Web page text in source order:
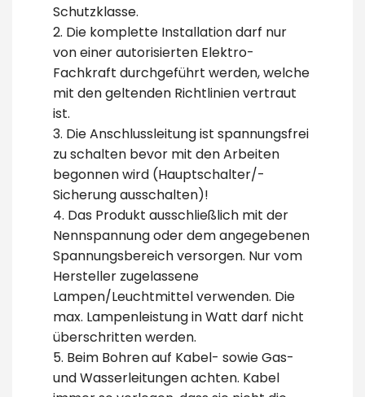
Schutzklasse.
2. Die komplette Installation darf nur
von einer autorisierten Elektro-
Fachkraft durchgeführt werden, welche
mit den geltenden Richtlinien vertraut
ist.
3. Die Anschlussleitung ist spannungsfrei
zu schalten bevor mit den Arbeiten
begonnen wird (Hauptschalter/-
Sicherung ausschalten)!
4. Das Produkt ausschließlich mit der
Nennspannung oder dem angegebenen
Spannungsbereich versorgen. Nur vom
Hersteller zugelassene
Lampen/Leuchtmittel verwenden. Die
max. Lampenleistung in Watt darf nicht
überschritten werden.
5. Beim Bohren auf Kabel- sowie Gas-
und Wasserleitungen achten. Kabel